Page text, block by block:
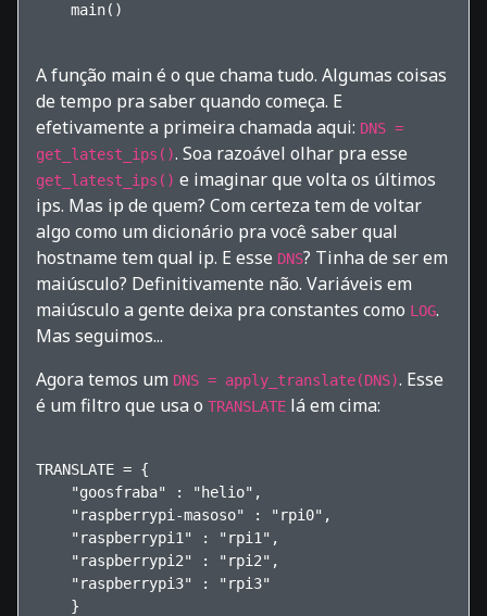
    main()
A função main é o que chama tudo. Algumas coisas
de tempo pra saber quando começa. E
efetivamente a primeira chamada aqui: DNS =
get_latest_ips(). Soa razoável olhar pra esse
get_latest_ips() e imaginar que volta os últimos
ips. Mas ip de quem? Com certeza tem de voltar
algo como um dicionário pra você saber qual
hostname tem qual ip. E esse DNS? Tinha de ser em
maiúsculo? Definitivamente não. Variáveis em
maiúsculo a gente deixa pra constantes como LOG.
Mas seguimos...
Agora temos um DNS = apply_translate(DNS). Esse
é um filtro que usa o TRANSLATE lá em cima:
TRANSLATE = {
    "goosfraba" : "helio",
    "raspberrypi-masoso" : "rpi0",
    "raspberrypi1" : "rpi1",
    "raspberrypi2" : "rpi2",
    "raspberrypi3" : "rpi3"
    }